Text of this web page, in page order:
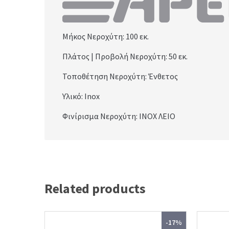
Μήκος Νεροχύτη: 100 εκ.
Πλάτος | Προβολή Νεροχύτη: 50 εκ.
Τοποθέτηση Νεροχύτη: Ένθετος
Υλικό: Inox
Φινίρισμα Νεροχύτη: INOX ΛΕΙΟ
Related products
-17%